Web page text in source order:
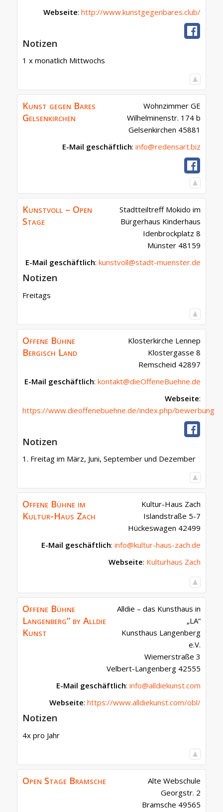
Webseite: http://www.kunstgegenbares.club/
Notizen
1 x monatlich Mittwochs
Kunst gegen Bares
Gelsenkirchen
Wohnzimmer GE
Wilhelminenstr. 174 b
Gelsenkirchen 45881
E-Mail geschäftlich: info@redensart.biz
Kunstvoll – Open
Stage
Stadtteiltreff Mokido im
Bürgerhaus Kinderhaus
Idenbrockplatz 8
Münster 48159
E-Mail geschäftlich: kunstvoll@stadt-muenster.de
Notizen
Freitags
Offene Bühne
Bergisch Land
Klosterkirche Lennep
Klostergasse 8
Remscheid 42897
E-Mail geschäftlich: kontakt@dieOffeneBuehne.de
Webseite:
https://www.dieoffenebuehne.de/index.php/bewerbung
Notizen
1. Freitag im März, Juni, September und Dezember
Offene Bühne im
Kultur-Haus Zach
Kultur-Haus Zach
Islandstraße 5-7
Hückeswagen 42499
E-Mail geschäftlich: info@kultur-haus-zach.de
Webseite: Kulturhaus Zach
Offene Bühne
Langenberg“ by Alldie
Kunst
Alldie – das Kunsthaus in
„LA“
Kunsthaus Langenberg
e.V.
Wiemerstraße 3
Velbert-Langenberg 42555
E-Mail geschäftlich: info@alldiekunst.com
Webseite: https://www.alldiekunst.com/obl/
Notizen
4x pro Jahr
Open Stage Bramsche
Alte Webschule
Georgstr. 2
Bramsche 49565